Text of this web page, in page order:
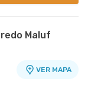
Maluf
VER MAPA